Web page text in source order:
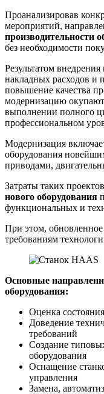
Проанализировав
мероприятий,
производительности
без необходимости
Результатом
накладных расходов и
повышение качества
модернизацию
выполнении полного
профессиональном
Модернизация
оборудования
приводами,
Затраты таких
нового оборудования
функциональных и
При этом,
требованиям
Основные
оборудования:
Оценка
Доведение
требований
Создание
оборудования
Оснащение
управления
Замена,